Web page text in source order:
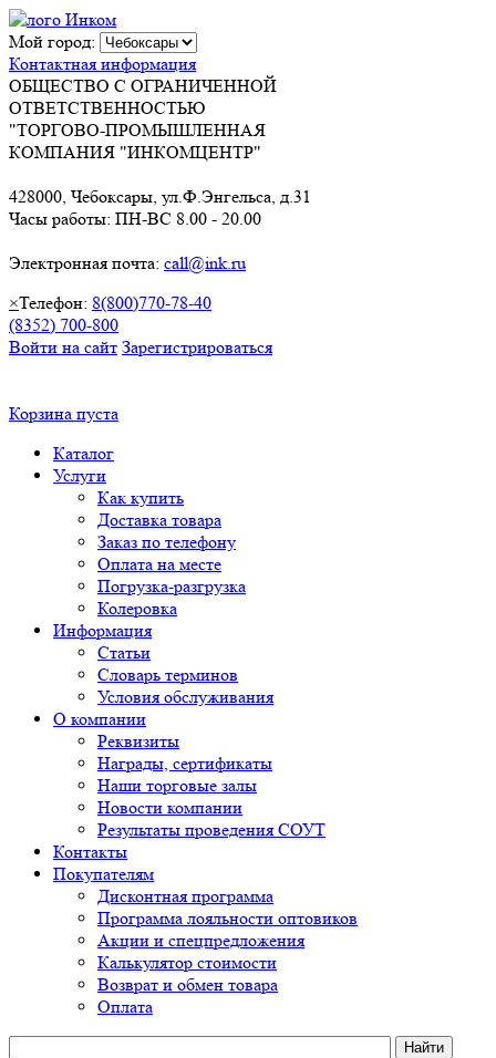
Мой город:
Контактная информация
ОБЩЕСТВО С ОГРАНИЧЕННОЙ
ОТВЕТСТВЕННОСТЬЮ
"ТОРГОВО-ПРОМЫШЛЕННАЯ
КОМПАНИЯ "ИНКОМЦЕНТР"
428000, Чебоксары, ул.Ф.Энгельса, д.31
Часы работы: ПН-ВС 8.00 - 20.00
Электронная почта: call@ink.ru
×Телефон: 8(800)770-78-40
(8352) 700-800
Войти на сайт Зарегистрироваться
Корзина пуста
Каталог
Услуги
Как купить
Доставка товара
Заказ по телефону
Оплата на месте
Погрузка-разгрузка
Колеровка
Информация
Статьи
Словарь терминов
Условия обслуживания
О компании
Реквизиты
Награды, сертификаты
Наши торговые залы
Новости компании
Результаты проведения СОУТ
Контакты
Покупателям
Дисконтная программа
Программа лояльности оптовиков
Акции и спецпредложения
Калькулятор стоимости
Возврат и обмен товара
Оплата